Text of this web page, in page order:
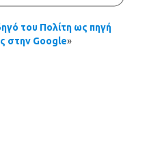
του Πολίτη ως πηγή
στην Google»